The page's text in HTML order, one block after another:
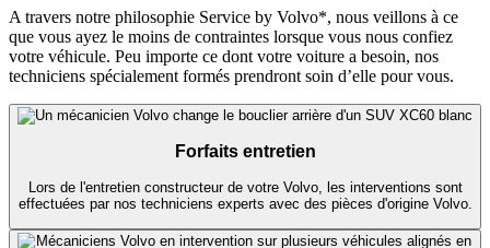
A travers notre philosophie Service by Volvo*, nous veillons à ce
que vous ayez le moins de contraintes lorsque vous nous confiez
votre véhicule. Peu importe ce dont votre voiture a besoin, nos
techniciens spécialement formés prendront soin d’elle pour vous.
Forfaits entretien
Lors de l'entretien constructeur de votre Volvo, les interventions sont
effectuées par nos techniciens experts avec des pièces d'origine Volvo.